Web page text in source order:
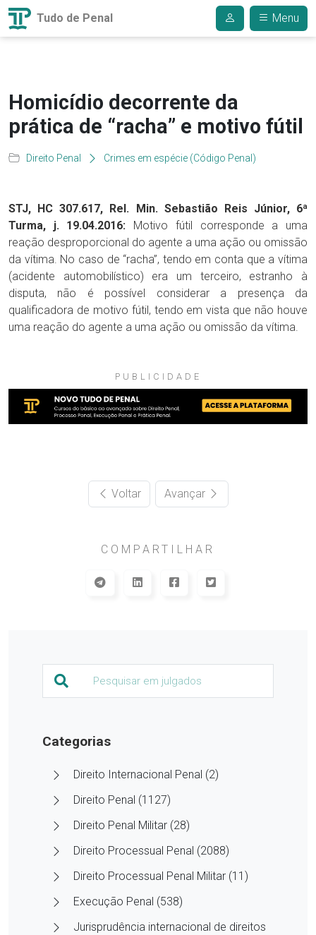
Tudo de Penal Menu
Homicídio decorrente da
prática de “racha” e motivo fútil
Direito Penal Crimes em espécie (Código Penal)
STJ, HC 307.617, Rel. Min. Sebastião Reis Júnior, 6ª
Turma, j. 19.04.2016: Motivo fútil corresponde a uma
reação desproporcional do agente a uma ação ou omissão
da vítima. No caso de “racha”, tendo em conta que a vítima
(acidente automobilístico) era um terceiro, estranho à
disputa, não é possível considerar a presença da
qualificadora de motivo fútil, tendo em vista que não houve
uma reação do agente a uma ação ou omissão da vítima.
PUBLICIDADE
Voltar Avançar
COMPARTILHAR
Categorias
Direito Internacional Penal (2)
Direito Penal (1127)
Direito Penal Militar (28)
Direito Processual Penal (2088)
Direito Processual Penal Militar (11)
Execução Penal (538)
Jurisprudência internacional de direitos